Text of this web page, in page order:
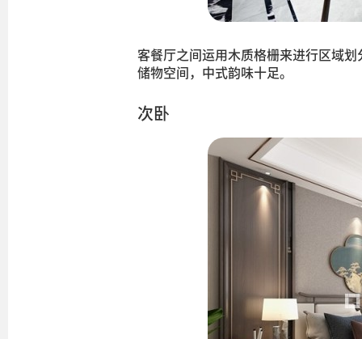
客餐厅之间运用木质格栅来进行区域
储物空间，中式韵味十足。
次卧